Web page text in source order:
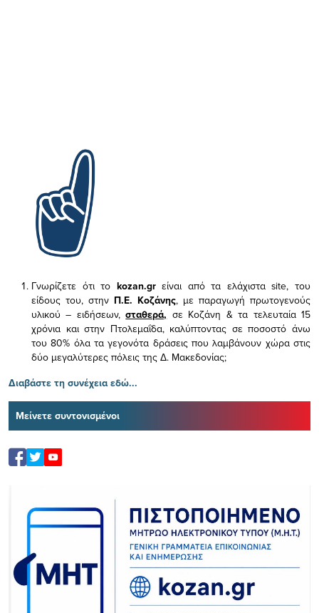
Γνωρίζετε ότι το kozan.gr είναι από τα ελάχισταsite, του
είδους του, στην Π.Ε. Κοζάνης, με παραγωγή πρωτογενούς
υλικού – ειδήσεων,σταθερά, σε Κοζάνη & τα τελευταία 15
χρόνια και στην Πτολεμαΐδα, καλύπτοντας σε ποσοστό άνω
του 80% όλα τα γεγονότα δράσεις που λαμβάνουν χώρα στις
δύο μεγαλύτερες πόλεις της Δ. Μακεδονίας;
Διαβάστε τη συνέχεια εδώ...
Μείνετε συντονισμένοι